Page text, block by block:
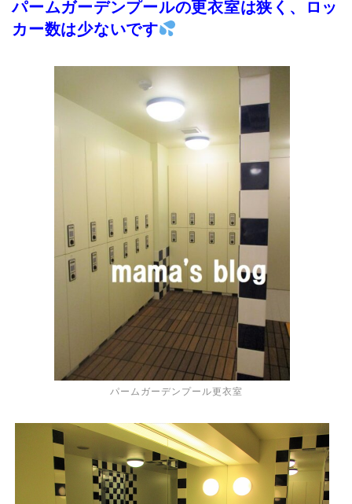
パームガーデンプールの更衣室は狭く、ロッ
カー数は少ないです
パームガーデンプール更衣室